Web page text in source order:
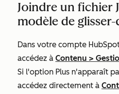
Joindre un fichier
modèle de
Dans votre compte
accédez à Contenu >
Si l'option Plus n'apparaît
accédez directement à